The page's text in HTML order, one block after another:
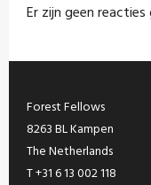
Er zijn geen
Forest Fellows
8263 BL Kampen
The Netherlands
T +31 6 13 002 118